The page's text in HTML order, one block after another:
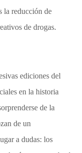
la reducción de
de drogas.
ediciones del
en la historia
de la
de un
a dudas: los